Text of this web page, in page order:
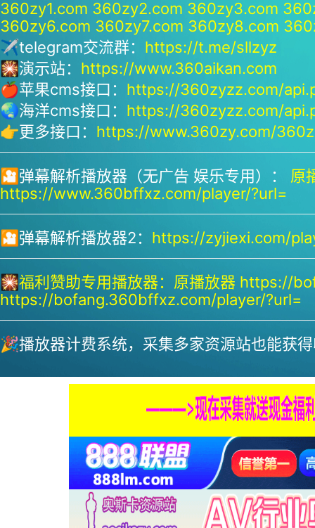
360zy1.com 360zy2.com 360zy3.com
360zy6.com 360zy7.com 360zy8.com
✈telegram交流群： https://t.me/sllzyz
🎇演示站： https://www.360aikan.com
🍎苹果cms接口： https://360zyzz.com/
🌏海洋cms接口： https://360zyzz.com/
👉更多接口： https://www.360zy.com/
🎦弹幕解析播放器（无广告 娱乐专用）： 原
https://www.360bffxz.com/player/?url=
🎦弹幕解析播放器2： https://zyjiexi.com/
🎇福利赞助专用播放器： 原播放器 https://
https://bofang.360bffxz.com/player/?url=
🎉播放器计费系统，采集多家资源站也能获